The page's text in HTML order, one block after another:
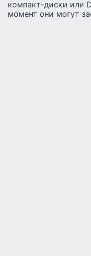
компакт-диски или
момент они могут